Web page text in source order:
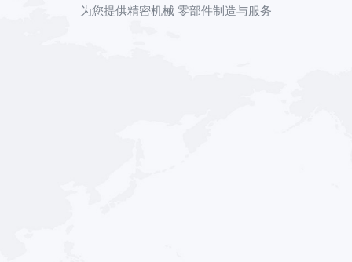
为您提供精密机械 零部件制造与服务